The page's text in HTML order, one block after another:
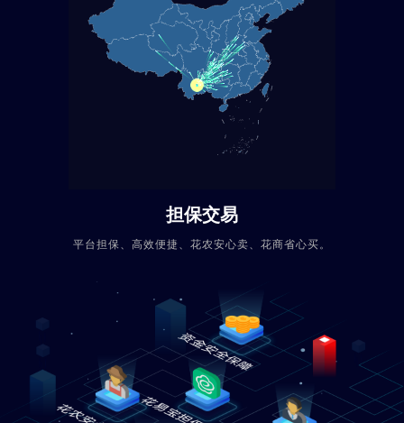
担保交易
平台担保、高效便捷、花农安心卖、花商省心买。